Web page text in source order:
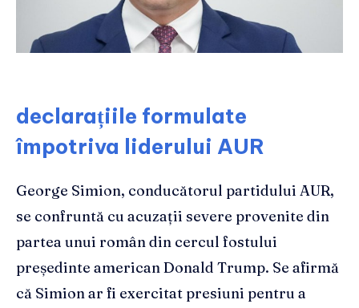
declarațiile formulate
împotriva liderului AUR
George Simion, conducătorul partidului AUR,
se confruntă cu acuzații severe provenite din
partea unui român din cercul fostului
președinte american Donald Trump. Se afirmă
că Simion ar fi exercitat presiuni pentru a